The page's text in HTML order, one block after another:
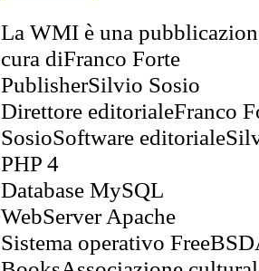
La WMI è una
cura diFranco Forte
PublisherSilvio Sosio
Direttore editorialeFranco
SosioSoftware
PHP 4
Database MySQL
WebServer Apache
Sistema operativo